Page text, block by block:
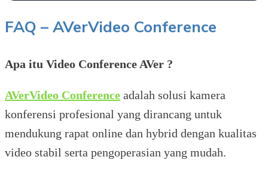
FAQ – AVerVideo Conference
Apa itu Video Conference AVer ?
AVerVideo Conference adalah solusi kamera
konferensi profesional yang dirancang untuk
mendukung rapat online dan hybrid dengan kualitas
video stabil serta pengoperasian yang mudah.